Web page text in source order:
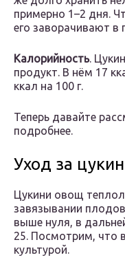
примерно 1–2 дня.
его заворачивают в
Калорийность.
продукт. В нём 17
ккал на 100 г.
Теперь давайте
подробнее.
Уход за
Цукини овощ
завязывании
выше нуля, в
25. Посмотрим, что
культурой.